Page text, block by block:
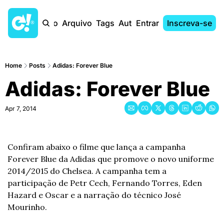
Início Arquivo Tags AutoresEntrar Inscreva-se
Home Posts Adidas: Forever Blue
Adidas: Forever Blue
Apr 7, 2014
Confiram abaixo o filme que lança a campanha
Forever Blue da Adidas que promove o novo uniforme
2014/2015 do Chelsea. A campanha tem a
participação de Petr Cech, Fernando Torres, Eden
Hazard e Oscar e a narração do técnico José
Mourinho.